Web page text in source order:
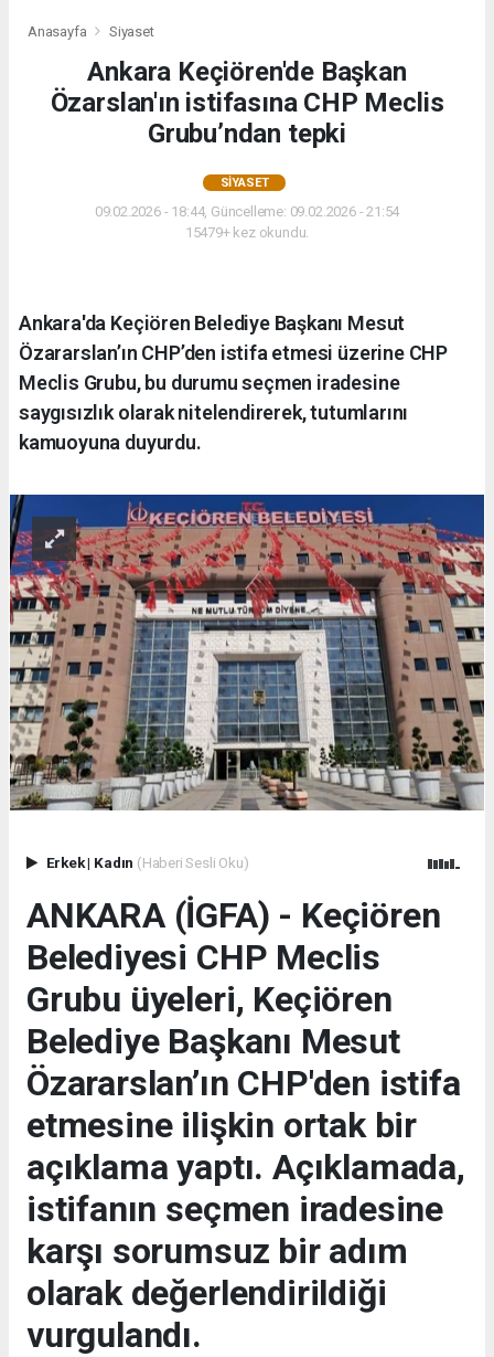
Anasayfa Siyaset
Ankara Keçiören'de Başkan
Özarslan'ın istifasına CHP Meclis
Grubu’ndan tepki
SIYASET
09.02.2026 - 18:44, Güncelleme: 09.02.2026 - 21:54
15479+ kez okundu.
Ankara'da Keçiören Belediye Başkanı Mesut
Özararslan’ın CHP’den istifa etmesi üzerine CHP
Meclis Grubu, bu durumu seçmen iradesine
saygısızlık olarak nitelendirerek, tutumlarını
kamuoyuna duyurdu.
Erkek| Kadın (Haberi Sesli Oku)
ANKARA (İGFA) - Keçiören
Belediyesi CHP Meclis
Grubu üyeleri, Keçiören
Belediye Başkanı Mesut
Özararslan’ın CHP'den istifa
etmesine ilişkin ortak bir
açıklama yaptı. Açıklamada,
istifanın seçmen iradesine
karşı sorumsuz bir adım
olarak değerlendirildiği
vurgulandı.